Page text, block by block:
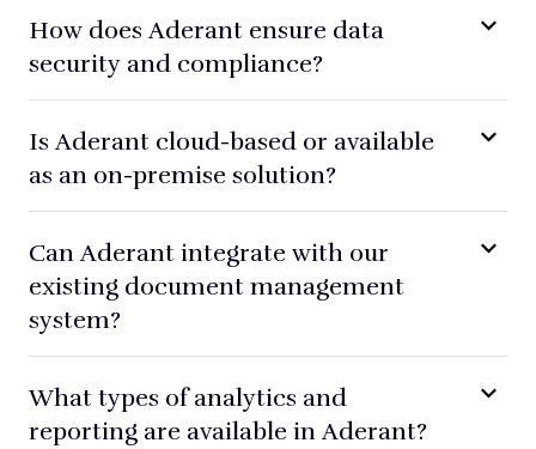
How does Aderant ensure data
security and compliance?
Is Aderant cloud-based or available
as an on-premise solution?
Can Aderant integrate with our
existing document management
system?
What types of analytics and
reporting are available in Aderant?